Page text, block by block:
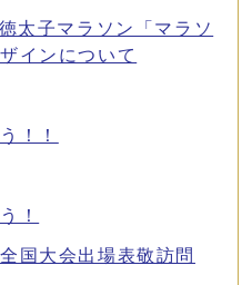
太子マラソン「マラソ
インについて
！！
！
国大会出場表敬訪問